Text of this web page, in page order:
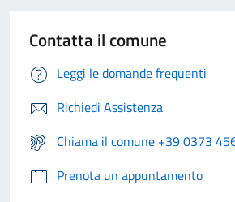
Contatta il comune
Leggi le domande frequenti
Richiedi Assistenza
Chiama il comune +39 0373
Prenota un appuntamento